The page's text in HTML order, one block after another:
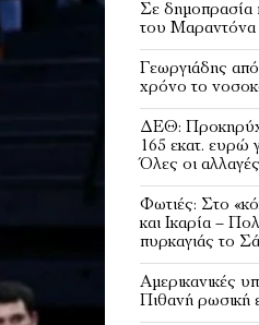
Σε δημοπρασία
του Μαραντόνα
Γεωργιάδης
χρόνο το
ΔΕΘ:
165 εκατ. ευρώ
Όλες οι
Φωτιές: Στο
και Ικαρία –
πυρκαγιάς το
Αμερικανικές
Πιθανή